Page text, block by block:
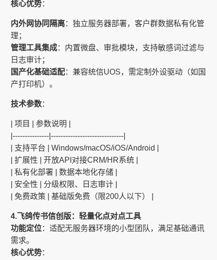
核心优势：
内外网协同隔离：独立服务器部署，客户群数据私有化管
理；
管理工具集成：内置微盘、审批模块，支持敏感词过滤与
日志审计；
国产化基础适配：兼容统信UOS，需定制外设驱动（如国
产打印机）。
技术参数：
| 项目 | 参数说明 |
|---------------|------------------------------|
| 支持平台 | Windows/macOS/iOS/Android |
| 扩展性 | 开放API对接CRM/HR系统 |
| 私有化部署 | 数据本地化存储 |
| 安全性 | 分级权限、日志审计 |
| 免费政策 | 基础版免费（限200人以下） |
4.飞鸽传书信创版：轻量化点对点工具
功能定位：适配无服务器环境的小型团队，满足基础通讯
需求。
核心优势：